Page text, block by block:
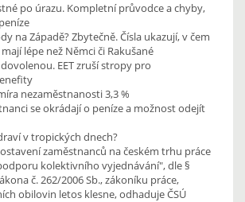
po úrazu. Kompletní průvodce a chyby,
na Západě? Zbytečně. Čísla ukazují, v čem
lépe než Němci či Rakušané
EET zruší stropy pro
nezaměstnanosti 3,3 %
se okrádají o peníze a možnost odejít
v tropických dnech?
zaměstnanců na českém trhu práce
kolektivního vyjednávání", dle §
č. 262/2006 Sb., zákoníku práce,
obilovin letos klesne, odhaduje ČSÚ